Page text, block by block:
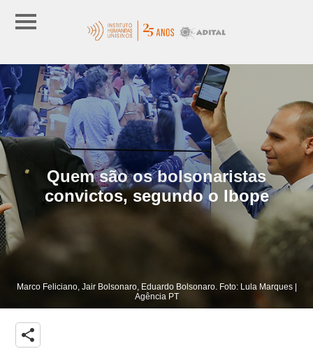
Quem são os bolsonaristas
convictos, segundo o Ibope
Marco Feliciano, Jair Bolsonaro, Eduardo Bolsonaro. Foto: Lula Marques |
Agência PT
share